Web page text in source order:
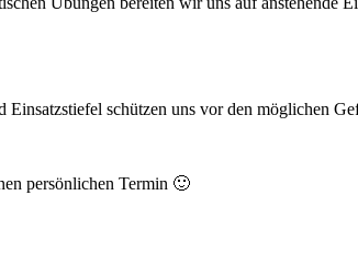
schützen uns vor den möglichen
persönlichen Termin 🙂